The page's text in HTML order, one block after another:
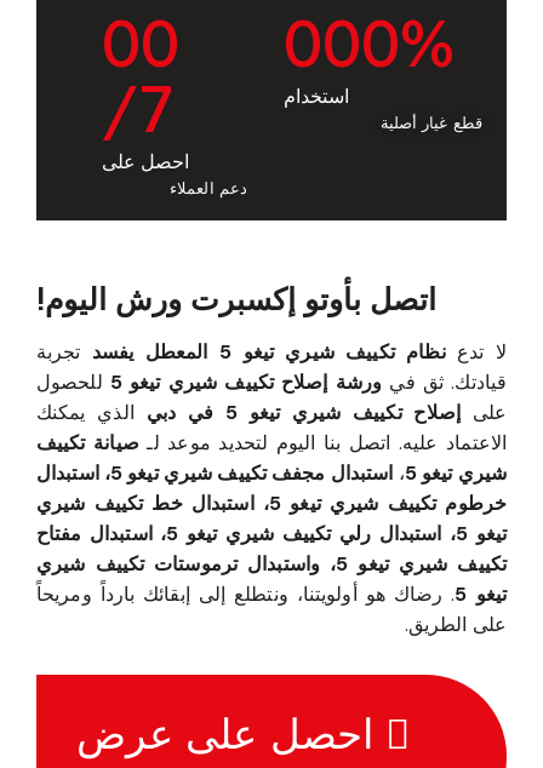
000%
استخدام
قطع غيار أصلية
00
/7
احصل على
دعم العملاء
اتصل بأوتو إكسبرت ورش اليوم!
لا تدعنظام تكييف شيري تيغو 5 المعطل يفسد
تجربة
قيادتك. ثق في ورشة إصلاح تكييف شيري تيغو 5
للحصول
علىإصلاح تكييف شيري تيغو 5 في دبي
الذي يمكنك
الاعتماد عليه. اتصل بنا اليوم لتحديد موعد لـ صيانة تكييف
شيري تيغو 5 ،
استبدال مجفف تكييف شيري تيغو 5، استبدال
خرطوم تكييف شيري تيغو 5، استبدال خط تكييف شيري
تيغو 5، استبدال رلي تكييف شيري تيغو 5، استبدال مفتاح
تكييف شيري تيغو 5، واستبدال ترموستات تكييف شيري
تيغو 5
. رضاك هو أولويتنا، ونتطلع إلى إبقائك بارداً ومريحاً
على الطريق.
احصل على عرض